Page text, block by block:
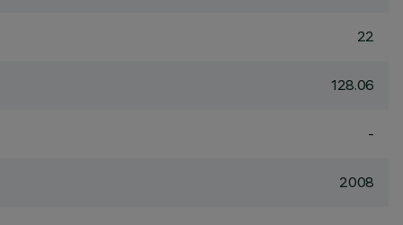
22
128.06
-
2008